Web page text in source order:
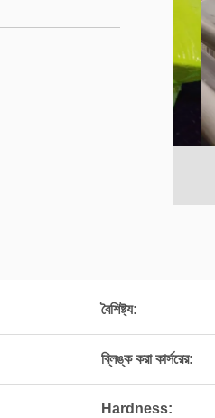
বৈশিষ্ট্য:
ব্লিঙ্ক করা কার্সরের:
Hardness: